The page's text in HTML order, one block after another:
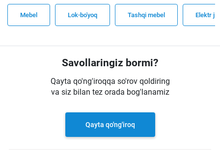
Mebel Lok-bo'yoq Tashqi mebel Elektr
Savollaringiz bormi?
Qayta qo'ng'iroqqa so'rov qoldiring
va siz bilan tez orada bog'lanamiz
Qayta qo'ng'iroq